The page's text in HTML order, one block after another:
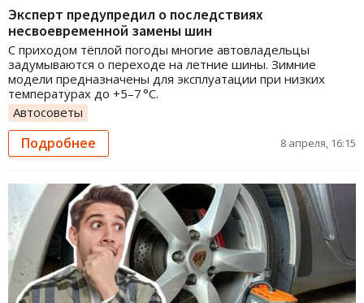
Эксперт предупредил о последствиях
несвоевременной замены шин
С приходом тёплой погоды многие автовладельцы
задумываются о переходе на летние шины. Зимние
модели предназначены для эксплуатации при низких
температурах до +5–7 °C.
Автосоветы
Подробнее 8 апреля, 16:15